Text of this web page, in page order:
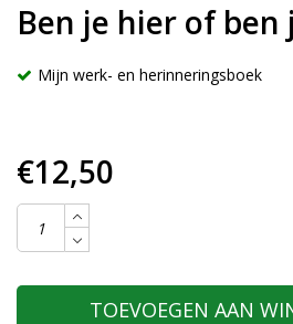
Ben je hier of ben
Mijn werk- en herinneringsboek
€12,50
TOEVOEGEN AAN